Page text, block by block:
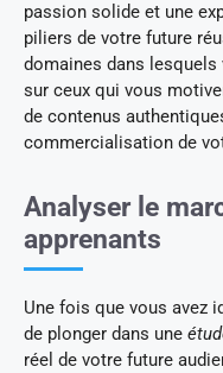
passion solide et une
piliers de votre future
domaines dans lesquels
sur ceux qui vous
de contenus
commercialisation de
Analyser le
apprenants
Une fois que vous avez
de plonger dans une
réel de votre future